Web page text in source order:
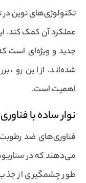
تکنولوژی‌های نوین در
عملکرد آن کمک کند.
جدید و ویژه‌ای است
شده‌اند. از این رو ،
اهمیت است.
نوار ساده با
فناوری‌های ضد رطوبت
می‌دهند که در
طور چشمگیری از جذب